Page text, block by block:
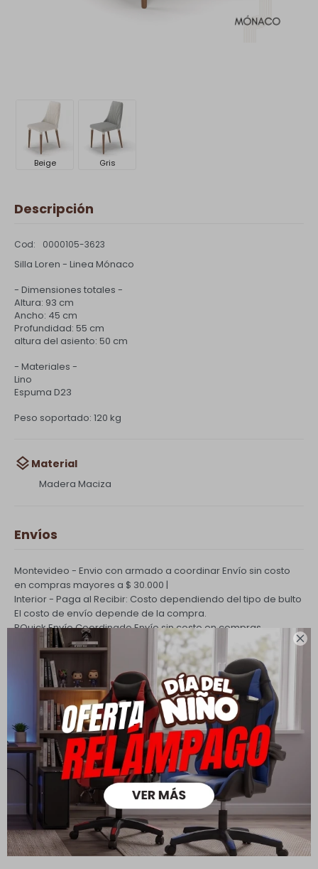

Beige Gris
Descripción
0000105-3623
Silla Loren - Linea Mónaco
- Dimensiones totales -
Altura: 93 cm
Ancho: 45 cm
Profundidad: 55 cm
altura del asiento: 50 cm
- Materiales -
Lino
Espuma D23
Peso soportado: 120 kg
Material
Madera Maciza
Envíos
Montevideo - Envio con armado a coordinarEnvío sin costo
en compras mayores a $ 30.000 |
Interior - Paga al Recibir: Costo dependiendo del tipo de bulto
El costo de envío depende de la compra.
PQuick Envío CoordinadoEnvío sin costo en compras
mayores a $ 30.000 |
Cambios y Devoluciones
Todas las compras realizadas tienen un plazo de 5 días para
su cambio.
Ver mas
Medios de pago